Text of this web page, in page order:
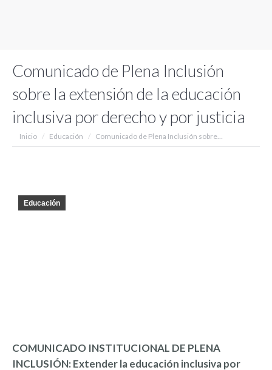
Comunicado de Plena Inclusión
sobre la extensión de la educación
inclusiva por derecho y por justicia
Estás aquí:
Inicio Educación Comunicado de Plena Inclusión sobre…
Educación
COMUNICADO INSTITUCIONAL DE PLENA
INCLUSIÓN: Extender la educación inclusiva por